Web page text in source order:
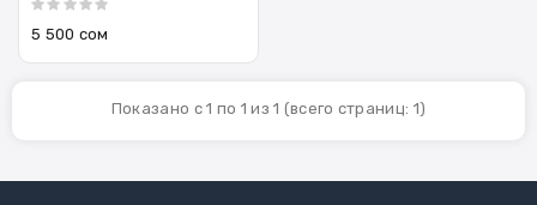
5 500 сом
Показано с 1 по 1 из 1 (всего страниц: 1)